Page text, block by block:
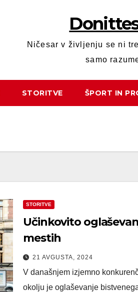
Ničesar v življenju se ni
samo
STORITVE ŠPORT IN
STORITVE
Učinkovito
mestih
21 AVGUSTA, 2024
V današnjem izjemno
okolju je oglaševanje